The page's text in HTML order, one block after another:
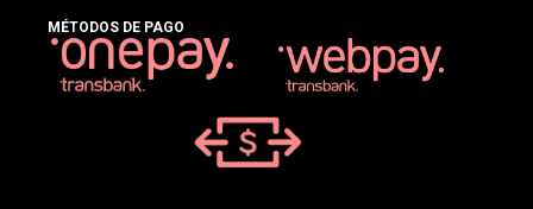
MÉTODOS DE PAGO